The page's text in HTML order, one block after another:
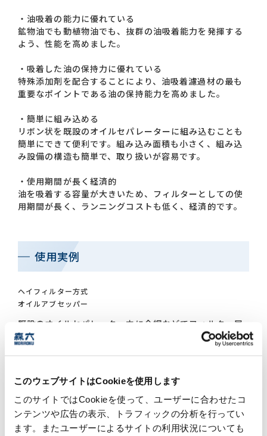
このウェブサイトはCookieを使用します
このサイトではCookieを使って、ユーザーに合わせたコ
ンテンツや広告の表示、トラフィックの分析を行ってい
ます。またユーザーによるサイトの利用状況についても
おすすめキーワード
#会社概要
#森六って何？
#グローバルネットワーク
#ダイバーシティ＆インクルージョン
#統合報告書
・油吸着の能力に優れている
鉱物油でも動植物油でも、抜群の油吸着能力を発揮する
よう、性能を高めました。
・吸着した油の保持力に優れている
特殊添加剤を配合することにより、油吸着濾過材の最も
重要なポイントである油の保持能力を高めました。
・簡単に組み込める
リボン状を既設のオイルセパレーターに組み込むことも
簡単にできて便利です。組み込み面積も小さく、組み込
み設備の構造も簡単で、取り扱いが容易です。
・使用期間が長く経済的
油を吸着する容量が大きいため、フィルターとしての使
用期間が長く、ランニングコストも低く、経済的です。
使用実例
ヘイフィルター方式
オイルアブセッパー
既設のオイルセパレーター内に金網などでフィルター層
をつくり、リボン状を詰めます。取り扱いも容易です。
リボン状を詰め、排水を濾過し油分を吸着除去させま
す。